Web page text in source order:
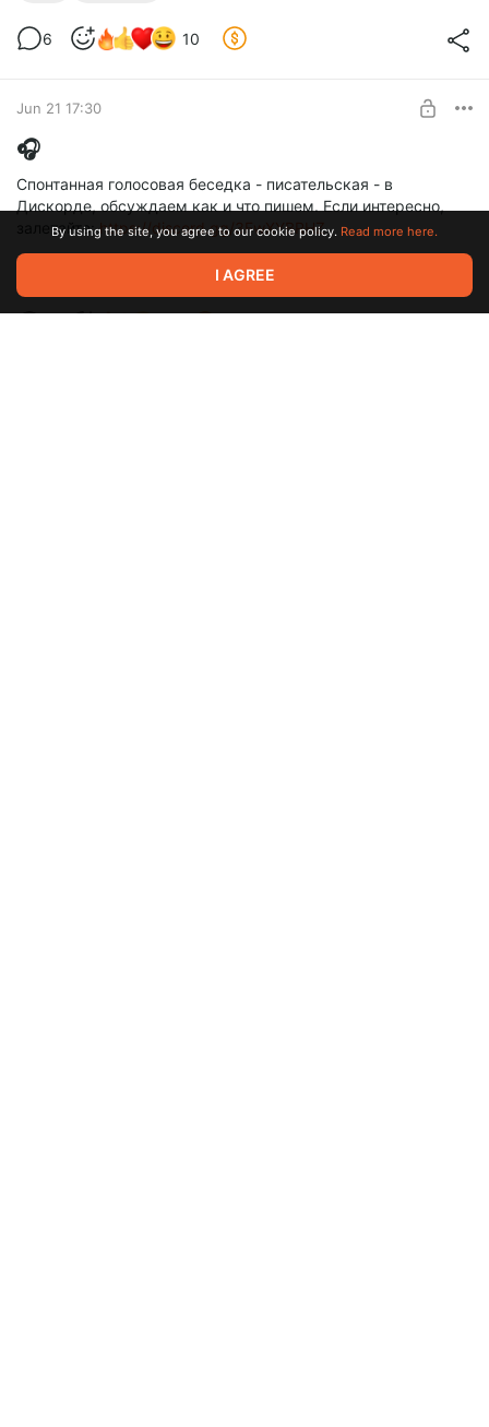
6 10
Jun 21 17:30
🎧
Спонтанная голосовая беседка - писательская - в
Дискорде, обсуждаем как и что пишем. Если интересно,
залетайте:https://discord.gg/3FwXYBRHZ
By using the site, you agree to our cookie policy. Read more here.
I AGREE